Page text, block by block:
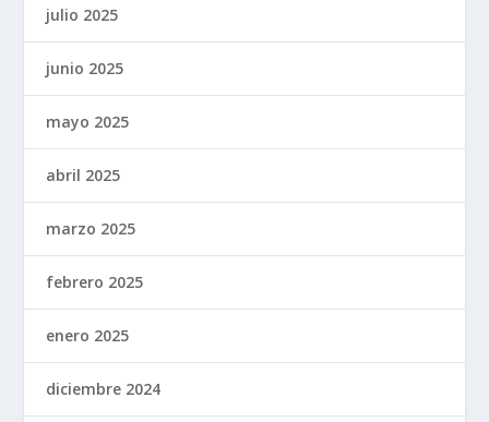
julio 2025
junio 2025
mayo 2025
abril 2025
marzo 2025
febrero 2025
enero 2025
diciembre 2024